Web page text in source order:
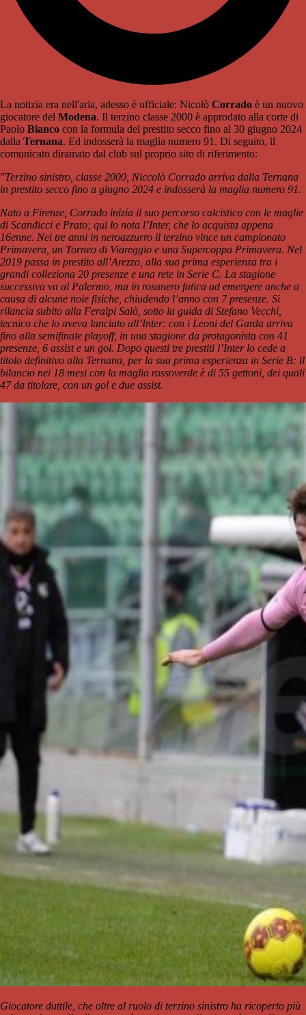
La notizia era nell'aria, adesso è ufficiale: Nicolò Corrado è un nuovo
giocatore del Modena. Il terzino classe 2000 è approdato alla corte di
Paolo Bianco con la formula del prestito secco fino al 30 giugno 2024
dalla Ternana. Ed indosserà la maglia numero 91. Di seguito, il
comunicato diramato dal club sul proprio sito di riferimento:
"Terzino sinistro, classe 2000, Niccolò Corrado arriva dalla Ternana
in prestito secco fino a giugno 2024 e indosserà la maglia numero 91.
Nato a Firenze, Corrado inizia il suo percorso calcistico con le maglie
di Scandicci e Prato; qui lo nota l’Inter, che lo acquista appena
16enne. Nei tre anni in neroazzurro il terzino vince un campionato
Primavera, un Torneo di Viareggio e una Supercoppa Primavera. Nel
2019 passa in prestito all’Arezzo, alla sua prima esperienza tra i
grandi colleziona 20 presenze e una rete in Serie C. La stagione
successiva va al Palermo, ma in rosanero fatica ad emergere anche a
causa di alcune noie fisiche, chiudendo l’anno con 7 presenze. Si
rilancia subito alla Feralpi Salò, sotto la guida di Stefano Vecchi,
tecnico che lo aveva lanciato all’Inter: con i Leoni del Garda arriva
fino alla semifinale playoff, in una stagione da protagonista con 41
presenze, 6 assist e un gol. Dopo questi tre prestiti l’Inter lo cede a
titolo definitivo alla Ternana, per la sua prima esperienza in Serie B: il
bilancio nei 18 mesi con la maglia rossoverde è di 55 gettoni, dei quali
47 da titolare, con un gol e due assist.
Giocatore duttile, che oltre al ruolo di terzino sinistro ha ricoperto più